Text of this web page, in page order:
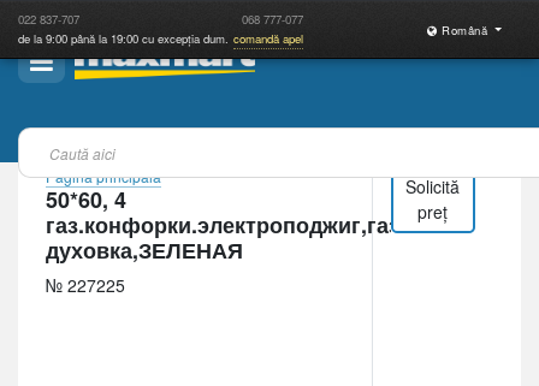
022 837-707 068 777-077
de la 9:00 până la 19:00 cu excepția dum. comandă apel
Română
Pagina principală
50*60, 4
газ.конфорки.электроподжиг,газ
духовка,ЗЕЛЕНАЯ
№ 227225
Solicită
preț